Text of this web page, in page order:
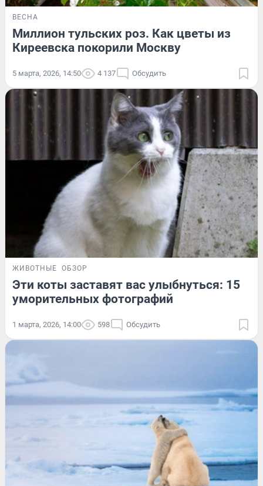
ВЕСНА
Миллион тульских роз. Как цветы из
Киреевска покорили Москву
5 марта, 2026, 14:50 4 137 Обсудить
ЖИВОТНЫЕ ОБЗОР
Эти коты заставят вас улыбнуться: 15
уморительных фотографий
1 марта, 2026, 14:00 598 Обсудить